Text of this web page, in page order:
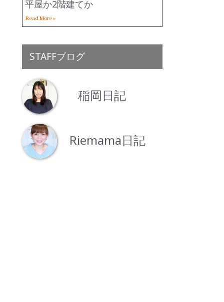
平屋か2階建てか
Read More »
STAFFブログ
稲岡日記
Riemama日記